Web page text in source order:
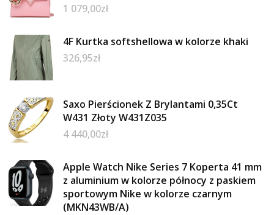
1 079,00zł
4F Kurtka softshellowa w kolorze khaki
326,95zł
Saxo Pierścionek Z Brylantami 0,35Ct
W431 Złoty W431Z035
4 440,00zł
Apple Watch Nike Series 7 Koperta 41 mm
z aluminium w kolorze północy z paskiem
sportowym Nike w kolorze czarnym
(MKN43WB/A)